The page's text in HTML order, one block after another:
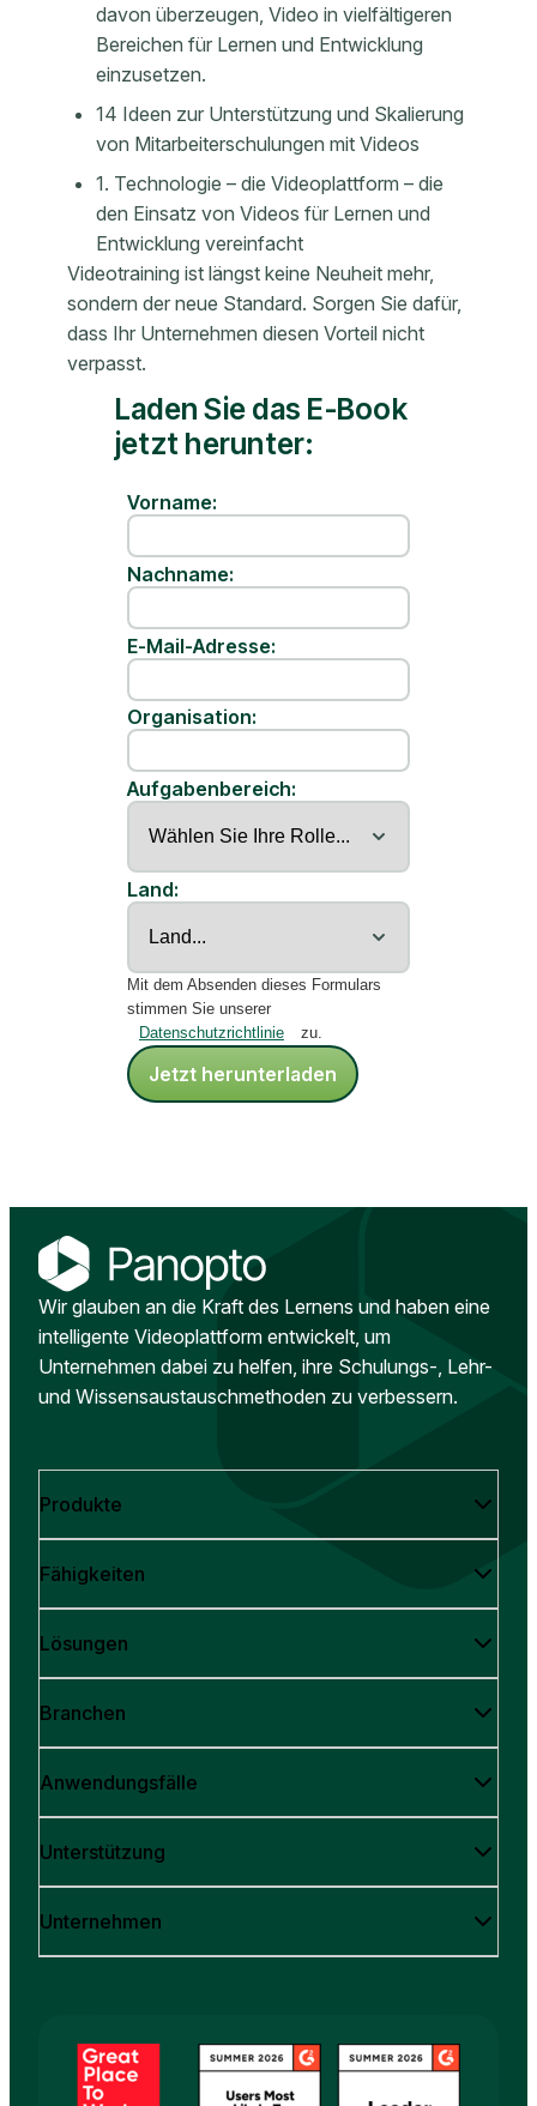
davon überzeugen, Video in vielfältigeren
Bereichen für Lernen und Entwicklung
einzusetzen.
14 Ideen zur Unterstützung und Skalierung
von Mitarbeiterschulungen mit Videos
1. Technologie – die Videoplattform – die
den Einsatz von Videos für Lernen und
Entwicklung vereinfacht
Videotraining ist längst keine Neuheit mehr,
sondern der neue Standard. Sorgen Sie dafür,
dass Ihr Unternehmen diesen Vorteil nicht
verpasst.
Laden Sie das E-Book
jetzt herunter:
Vorname:
Nachname:
E-Mail-Adresse:
Organisation:
Aufgabenbereich:
Land:
Mit dem Absenden dieses Formulars
stimmen Sie unserer
Datenschutzrichtlinie
zu.
Jetzt herunterladen
Wir glauben an die Kraft des Lernens und haben eine
intelligente Videoplattform entwickelt, um
Unternehmen dabei zu helfen, ihre Schulungs-, Lehr-
und Wissensaustauschmethoden zu verbessern.
Produkte
Fähigkeiten
Lösungen
Branchen
Anwendungsfälle
Unterstützung
Unternehmen